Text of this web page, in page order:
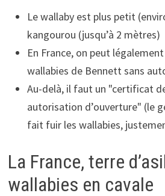
Le wallaby est plus petit
kangourou (jusqu’à 2 mètres)
En France, on peut
wallabies de Bennett sans
Au-delà, il faut un "certificat
autorisation d’ouverture" (le
fait fuir les wallabies,
La France, terre
wallabies en cavale